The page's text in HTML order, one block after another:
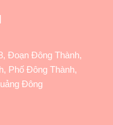
Đoạn Đông Thành,
Phố Đông Thành,
Đông